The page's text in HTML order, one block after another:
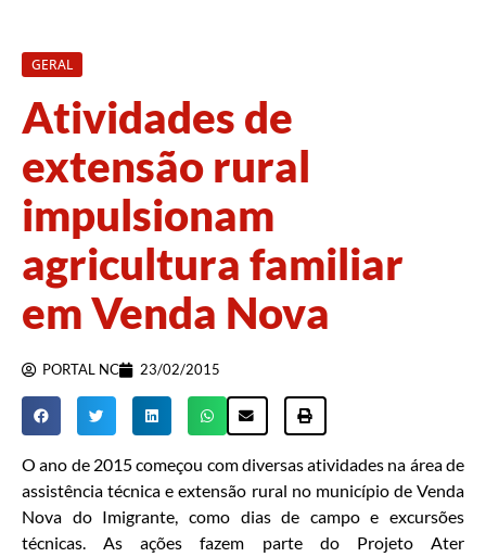
GERAL
Atividades de
extensão rural
impulsionam
agricultura familiar
em Venda Nova
PORTAL NC 23/02/2015
O ano de 2015 começou com diversas atividades na área de
assistência técnica e extensão rural no município de Venda
Nova do Imigrante, como dias de campo e excursões
técnicas. As ações fazem parte do Projeto Ater